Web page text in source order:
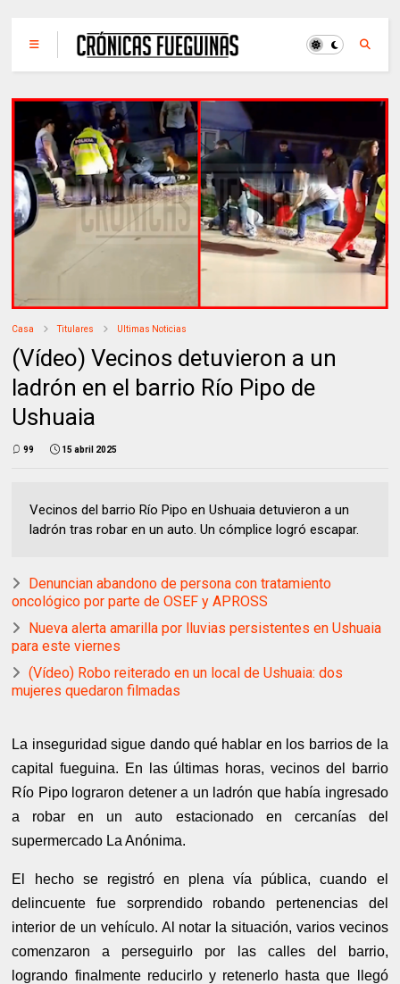
Casa Titulares Ultimas Noticias
(Vídeo) Vecinos detuvieron a un
ladrón en el barrio Río Pipo de
Ushuaia
99 15 abril 2025
Vecinos del barrio Río Pipo en Ushuaia detuvieron a un
ladrón tras robar en un auto. Un cómplice logró escapar.
Denuncian abandono de persona con tratamiento
oncológico por parte de OSEF y APROSS
Nueva alerta amarilla por lluvias persistentes en Ushuaia
para este viernes
(Vídeo) Robo reiterado en un local de Ushuaia: dos
mujeres quedaron filmadas
La inseguridad sigue dando qué hablar en los barrios de la
capital fueguina. En las últimas horas, vecinos del barrio
Río Pipo lograron detener a un ladrón que había ingresado
a robar en un auto estacionado en cercanías del
supermercado La Anónima.
El hecho se registró en plena vía pública, cuando el
delincuente fue sorprendido robando pertenencias del
interior de un vehículo. Al notar la situación, varios vecinos
comenzaron a perseguirlo por las calles del barrio,
logrando finalmente reducirlo y retenerlo hasta que llegó